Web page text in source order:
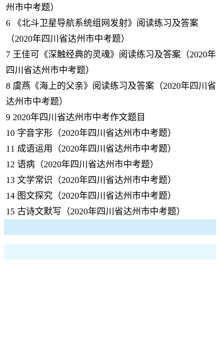
州市中考题）
6
《北斗卫星导航系统组网发射》阅读练习及答案
（2020年四川省达州市中考题）
7 王佳可《深触经典的灵魂》阅读练习及答案（2020年
四川省达州市中考题）
8 虞燕《海上的父亲》阅读练习及答案（2020年四川省
达州市中考题）
9 2020年四川省达州市中考作文题目
10 字音字形（2020年四川省达州市中考题）
11 成语运用（2020年四川省达州市中考题）
12 语病（2020年四川省达州市中考题）
13 文学常识（2020年四川省达州市中考题）
14 图文探究（2020年四川省达州市中考题）
15 古诗文默写（2020年四川省达州市中考题）